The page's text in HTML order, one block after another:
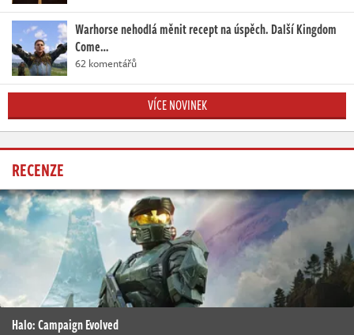
Warhorse nehodlá měnit recept na úspěch. Další Kingdom
Come…
62 komentářů
VÍCE NOVINEK
RECENZE
Halo: Campaign Evolved